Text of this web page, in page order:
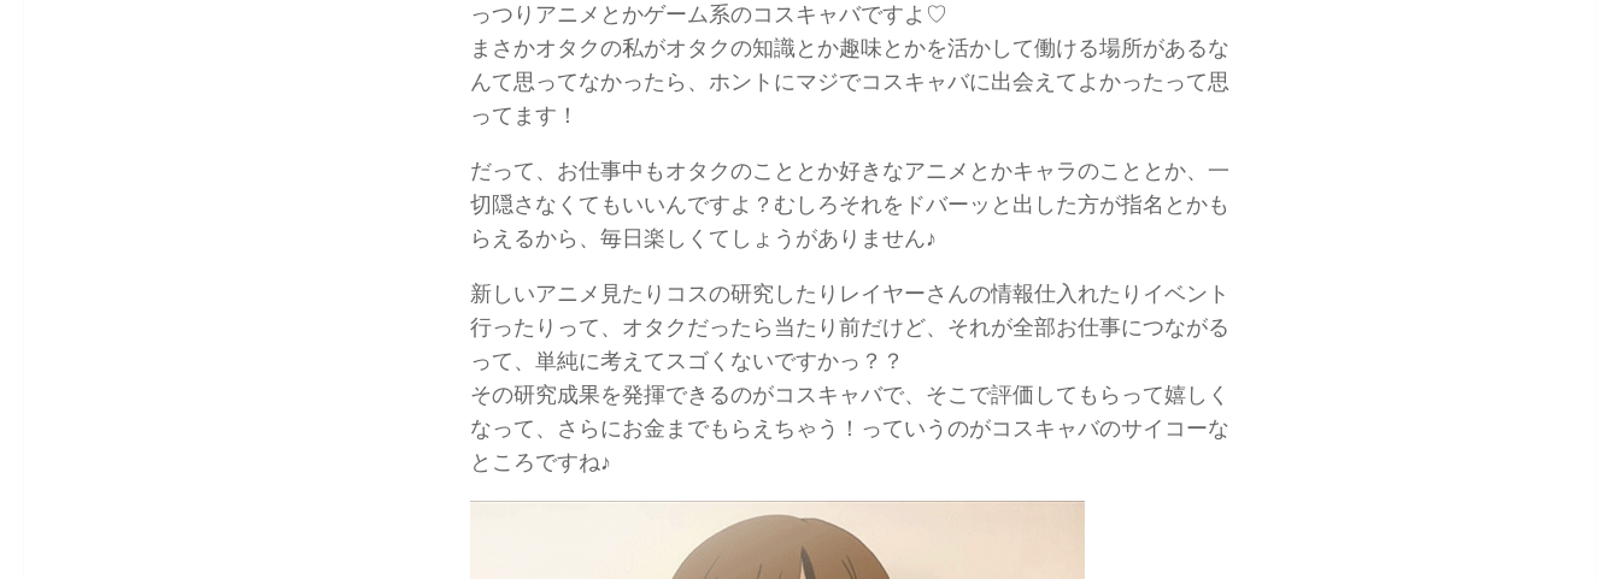
っつりアニメとかゲーム系のコスキャバですよ♡
まさかオタクの私がオタクの知識とか趣味とかを活かして働ける場所があるな
んて思ってなかったら、ホントにマジでコスキャバに出会えてよかったって思
ってます！
だって、お仕事中もオタクのこととか好きなアニメとかキャラのこととか、一
切隠さなくてもいいんですよ？むしろそれをドバーッと出した方が指名とかも
らえるから、毎日楽しくてしょうがありません♪
新しいアニメ見たりコスの研究したりレイヤーさんの情報仕入れたりイベント
行ったりって、オタクだったら当たり前だけど、それが全部お仕事につながる
って、単純に考えてスゴくないですかっ？？
その研究成果を発揮できるのがコスキャバで、そこで評価してもらって嬉しく
なって、さらにお金までもらえちゃう！っていうのがコスキャバのサイコーな
ところですね♪